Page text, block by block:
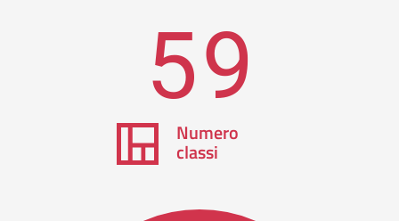
59
Numero
classi